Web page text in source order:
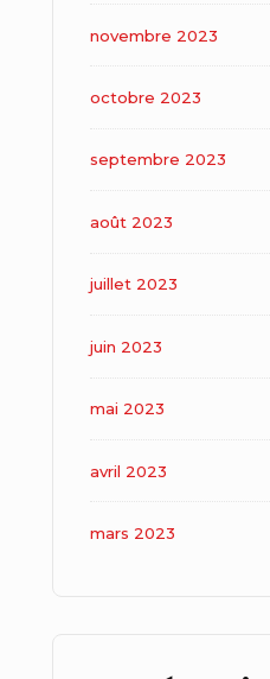
novembre 2023
octobre 2023
septembre 2023
août 2023
juillet 2023
juin 2023
mai 2023
avril 2023
mars 2023